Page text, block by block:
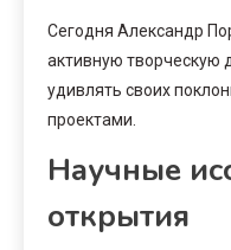
Сегодня Александр
активную творческую
удивлять своих
проектами.
Научные
открытия